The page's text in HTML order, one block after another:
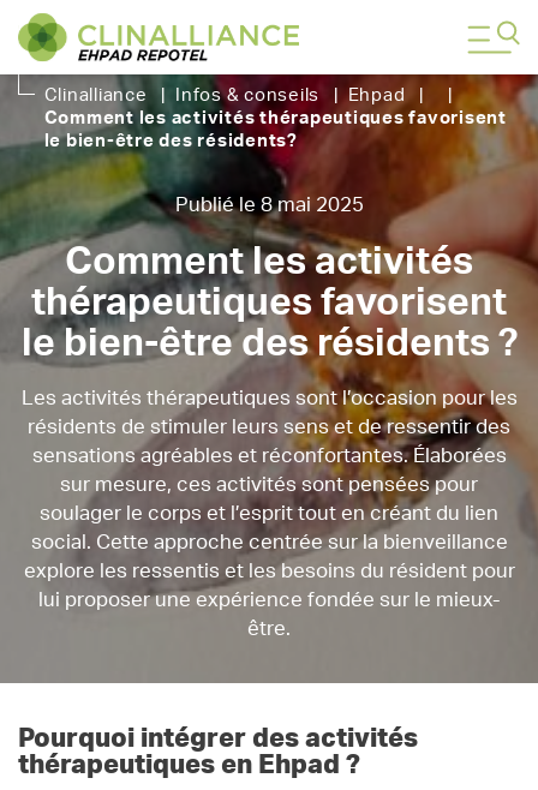
Clinalliance Infos & conseils Ehpad
Comment les activités thérapeutiques favorisent
le bien-être des résidents?
Publié le 8 mai 2025
Comment les activités
thérapeutiques favorisent
le bien-être des résidents ?
Les activités thérapeutiques sont l’occasion pour les
résidents de stimuler leurs sens et de ressentir des
sensations agréables et réconfortantes. Élaborées
sur mesure, ces activités sont pensées pour
soulager le corps et l’esprit tout en créant du lien
social. Cette approche centrée sur la bienveillance
explore les ressentis et les besoins du résident pour
lui proposer une expérience fondée sur le mieux-
être.
Pourquoi intégrer des activités
thérapeutiques en Ehpad ?